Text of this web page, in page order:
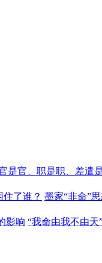
是官、职是职、差遣
了谁？ 墨家“非命”
影响 “我命由我不由